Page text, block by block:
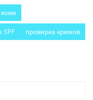
SPF проверка кремов